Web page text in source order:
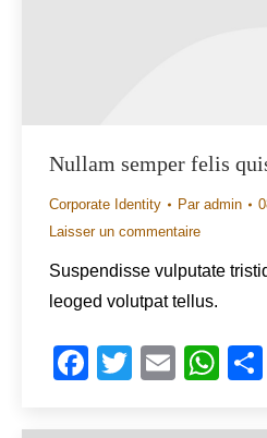
Nullam semper felis
Corporate Identity Par admin
Laisser un commentaire
Suspendisse vulputate
leoged volutpat tellus.
Facebook
Twitter
Email